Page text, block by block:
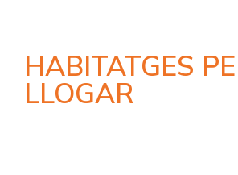
HABITATGES
LLOGAR